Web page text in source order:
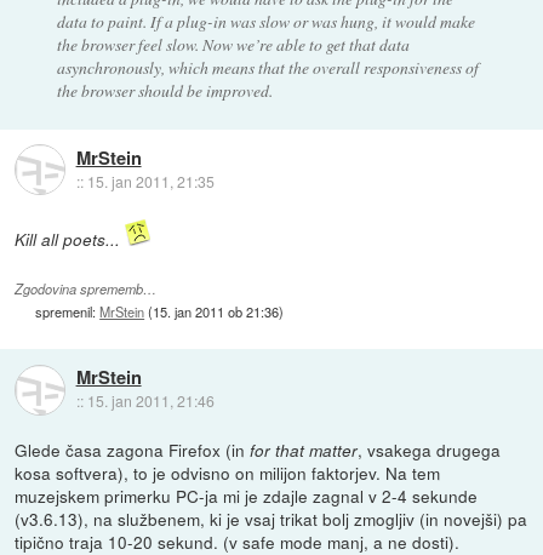
data to paint. If a plug-in was slow or was hung, it would make
the browser feel slow. Now we’re able to get that data
asynchronously, which means that the overall responsiveness of
the browser should be improved.
MrStein
:: 15. jan 2011, 21:35
Kill all poets...
Zgodovina sprememb…
spremenil:MrStein(15. jan 2011 ob 21:36)
MrStein
:: 15. jan 2011, 21:46
Glede časa zagona Firefox (infor that matter, vsakega drugega
kosa softvera), to je odvisno on milijon faktorjev. Na tem
muzejskem primerku PC-ja mi je zdajle zagnal v 2-4 sekunde
(v3.6.13), na službenem, ki je vsaj trikat bolj zmogljiv (in novejši) pa
tipično traja 10-20 sekund. (v safe mode manj, a ne dosti).